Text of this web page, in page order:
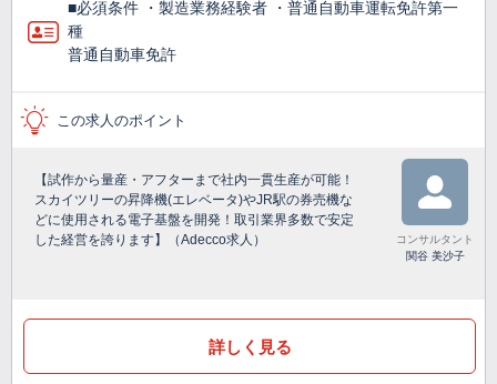
■必須条件 ・製造業務経験者 ・普通自動車運転免許第一
種
普通自動車免許
この求人のポイント
【試作から量産・アフターまで社内一貫生産が可能！
スカイツリーの昇降機(エレベータ)やJR駅の券売機な
どに使用される電子基盤を開発！取引業界多数で安定
した経営を誇ります】（Adecco求人）
コンサルタント
関谷 美沙子
詳しく見る